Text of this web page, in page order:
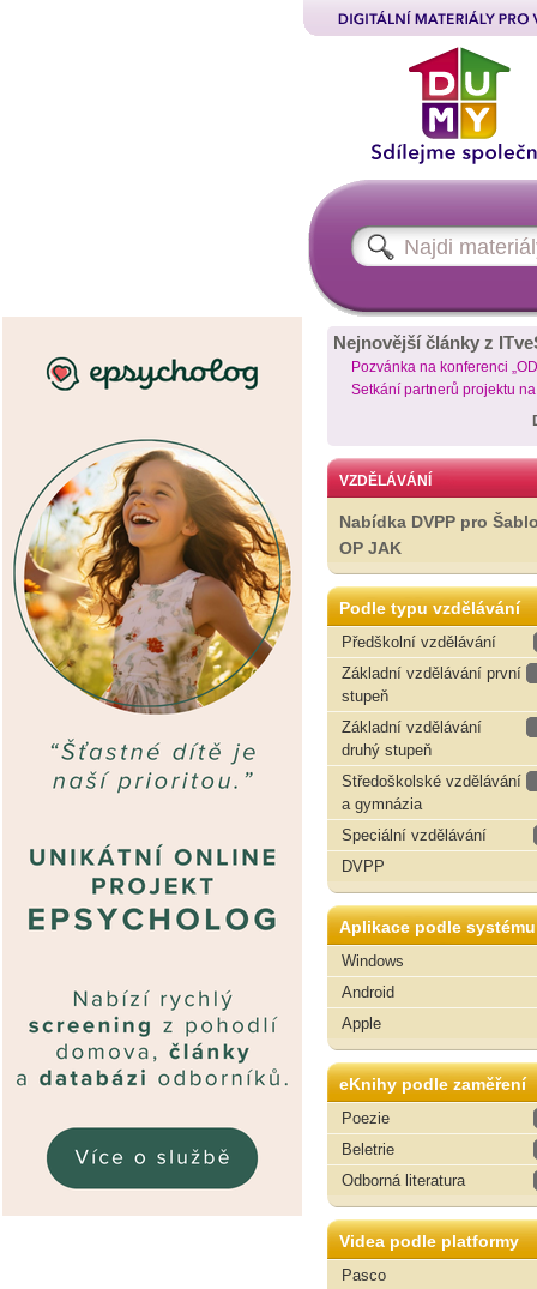
Nejnovější články z
Pozvánka na konferenci
Setkání partnerů projektu
VZDĚLÁVÁNÍ
Nabídka DVPP pro
OP JAK
Podle typu vzdělávání
Předškolní vzdělávání
Základní vzdělávání první
stupeň
Základní vzdělávání
druhý stupeň
Středoškolské vzdělávání
a gymnázia
Speciální vzdělávání
DVPP
Aplikace podle systému
Windows
Android
Apple
eKnihy podle zaměření
Poezie
Beletrie
Odborná literatura
Videa podle platformy
Pasco